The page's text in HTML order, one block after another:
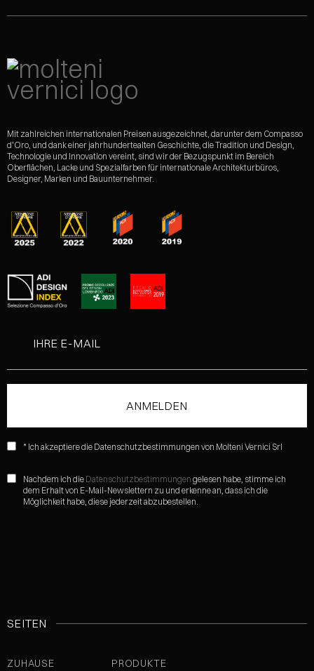
Mit zahlreichen internationalen Preisen ausgezeichnet, darunter dem Compasso
d'Oro, und dank einer jahrhundertealten Geschichte, die Tradition und Design,
Technologie und Innovation vereint, sind wir der Bezugspunkt im Bereich
Oberflächen, Lacke und Spezialfarben für internationale Architekturbüros,
Designer, Marken und Bauunternehmer.
* Ich akzeptiere die Datenschutzbestimmungen von Molteni Vernici Srl
Nachdem ich die Datenschutzbestimmungen gelesen habe, stimme ich
dem Erhalt von E-Mail-Newslettern zu und erkenne an, dass ich die
Möglichkeit habe, diese jederzeit abzubestellen.
SEITEN
ZUHAUSE PRODUKTE